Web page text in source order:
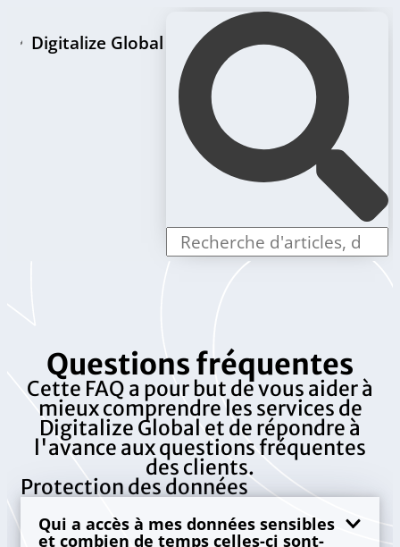
Digitalize Global
Questions fréquentes
Cette FAQ a pour but de vous aider à
mieux comprendre les services de
Digitalize Global et de répondre à
l'avance aux questions fréquentes
des clients.
Protection des données
Qui a accès à mes données sensibles
et combien de temps celles-ci sont-